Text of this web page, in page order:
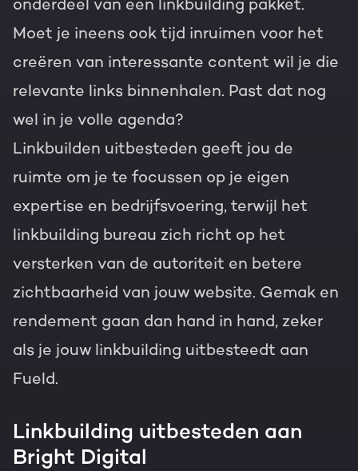
onderdeel van een linkbuilding pakket.
Moet je ineens ook tijd inruimen voor het
creëren van interessante content wil je die
relevante links binnenhalen. Past dat nog
wel in je volle agenda?
Linkbuilden uitbesteden geeft jou de
ruimte om je te focussen op je eigen
expertise en bedrijfsvoering, terwijl het
linkbuilding bureau zich richt op het
versterken van de autoriteit en betere
zichtbaarheid van jouw website. Gemak en
rendement gaan dan hand in hand, zeker
als je jouw linkbuilding uitbesteedt aan
Fueld.
Linkbuilding uitbesteden aan
Bright Digital